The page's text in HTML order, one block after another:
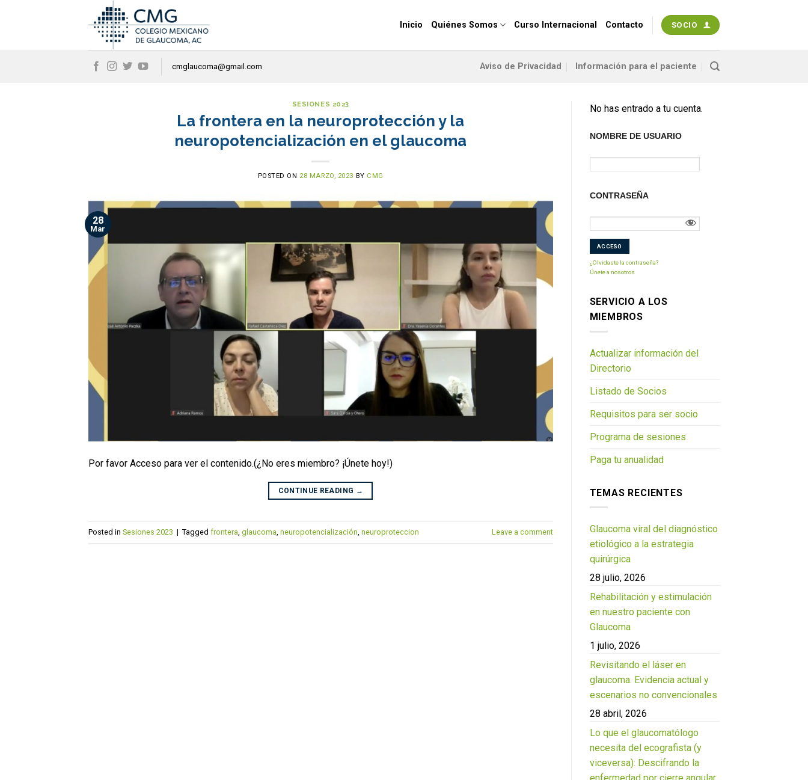
Inicio Quiénes Somos Curso Internacional Contacto SOCIO
cmglaucoma@gmail.com Aviso de Privacidad Información para el paciente
SESIONES 2023
La frontera en la neuroprotección y la
neuropotencialización en el glaucoma
POSTED ON 28 MARZO, 2023 BY CMG
28
Mar
Por favor Acceso para ver el contenido.(¿No eres miembro? ¡Únete hoy!)
CONTINUE READING →
Posted in Sesiones 2023 | Tagged frontera glaucoma neuropotencialización neuroproteccion Leave a comment
No has entrado a tu cuenta.
NOMBRE DE USUARIO
CONTRASEÑA
¿Olvidaste la contraseña?
Únete a nosotros
SERVICIO A LOS
MIEMBROS
Actualizar información del
Directorio
Listado de Socios
Requisitos para ser socio
Programa de sesiones
Paga tu anualidad
TEMAS RECIENTES
Glaucoma viral del diagnóstico
etiológico a la estrategia
quirúrgica
28 julio, 2026
Rehabilitación y estimulación
en nuestro paciente con
Glaucoma
1 julio, 2026
Revisitando el láser en
glaucoma. Evidencia actual y
escenarios no convencionales
28 abril, 2026
Lo que el glaucomatólogo
necesita del ecografista (y
viceversa): Descifrando la